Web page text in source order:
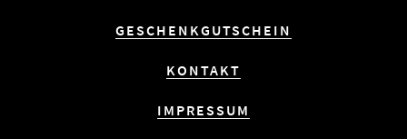
GESCHENKGUTSCHEIN
KONTAKT
IMPRESSUM